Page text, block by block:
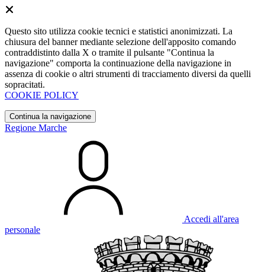
Questo sito utilizza cookie tecnici e statistici anonimizzati. La
chiusura del banner mediante selezione dell'apposito comando
contraddistinto dalla X o tramite il pulsante "Continua la
navigazione" comporta la continuazione della navigazione in
assenza di cookie o altri strumenti di tracciamento diversi da quelli
sopracitati.
COOKIE POLICY
Continua la navigazione
Regione Marche
Accedi all'area
personale